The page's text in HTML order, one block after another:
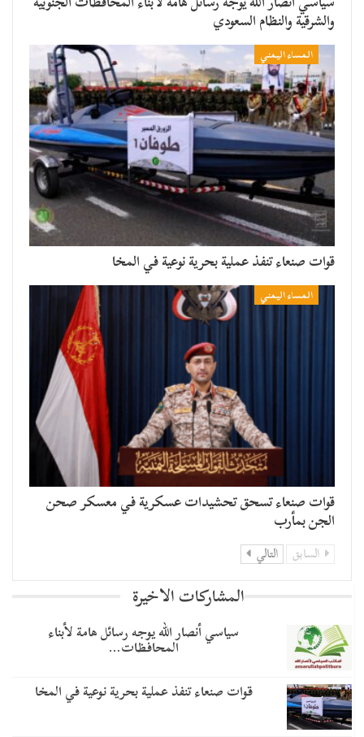
والشرقية والنظام السعودي
المساء اليمني
قوات صنعاء تنفذ عملية بحرية نوعية في المخا
المساء اليمني
قوات صنعاء تسحق تحشيدات عسكرية في معسكر صحن
الجن بمأرب
السابق التالي
المشاركات الاخيرة
سياسي أنصار الله يوجه رسائل هامة لأبناء
المحافظات…
قوات صنعاء تنفذ عملية بحرية نوعية في المخا